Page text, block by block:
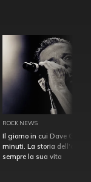
ROCK NEWS
Il giorno in cui Dave
minuti. La storia
sempre la sua vita